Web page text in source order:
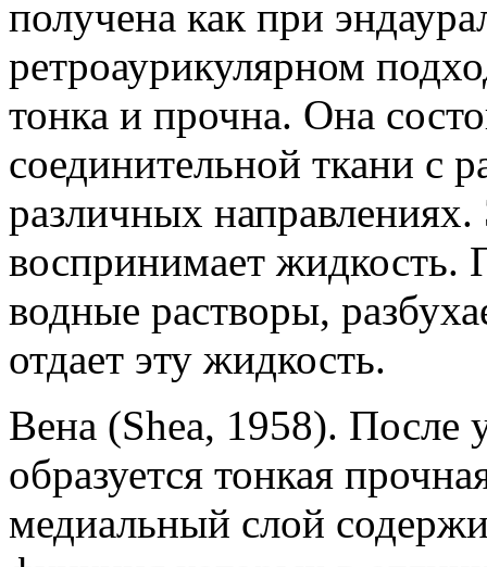
получена как при
ретроаурикулярном
тонка и прочна. Она
соединительной ткани с
различных направлениях.
воспринимает жидкость.
водные растворы,
отдает эту жидкость.
Вена (Shea, 1958). После
образуется тонкая
медиальный слой